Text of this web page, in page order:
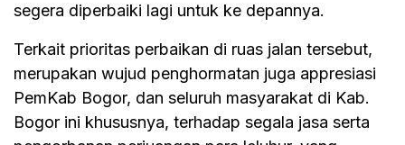
segera diperbaiki lagi untuk ke depannya.
Terkait prioritas perbaikan di ruas jalan tersebut,
merupakan wujud penghormatan juga appresiasi
PemKab Bogor, dan seluruh masyarakat di Kab.
Bogor ini khususnya, terhadap segala jasa serta